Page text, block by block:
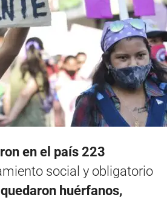
en el país 223
social y obligatorio
huérfanos,